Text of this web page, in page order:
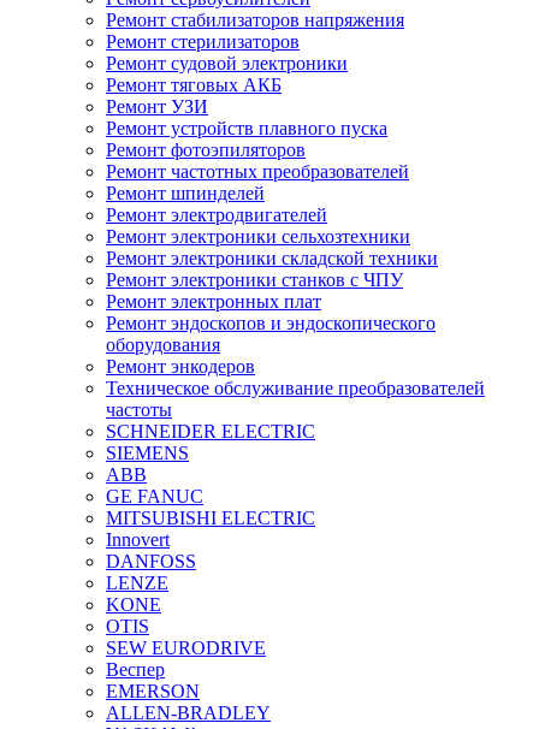
Ремонт стабилизаторов напряжения
Ремонт стерилизаторов
Ремонт судовой электроники
Ремонт тяговых АКБ
Ремонт УЗИ
Ремонт устройств плавного пуска
Ремонт фотоэпиляторов
Ремонт частотных преобразователей
Ремонт шпинделей
Ремонт электродвигателей
Ремонт электроники сельхозтехники
Ремонт электроники складской техники
Ремонт электроники станков с ЧПУ
Ремонт электронных плат
Ремонт эндоскопов и эндоскопического
оборудования
Ремонт энкодеров
Техническое обслуживание преобразователей
частоты
SCHNEIDER ELECTRIC
SIEMENS
ABB
GE FANUC
MITSUBISHI ELECTRIC
Innovert
DANFOSS
LENZE
KONE
OTIS
SEW EURODRIVE
Веспер
EMERSON
ALLEN-BRADLEY